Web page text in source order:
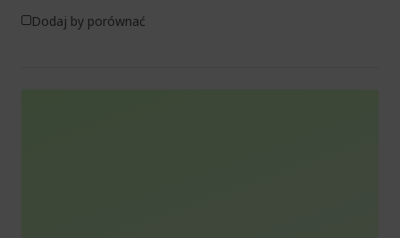
Dodaj by porównać